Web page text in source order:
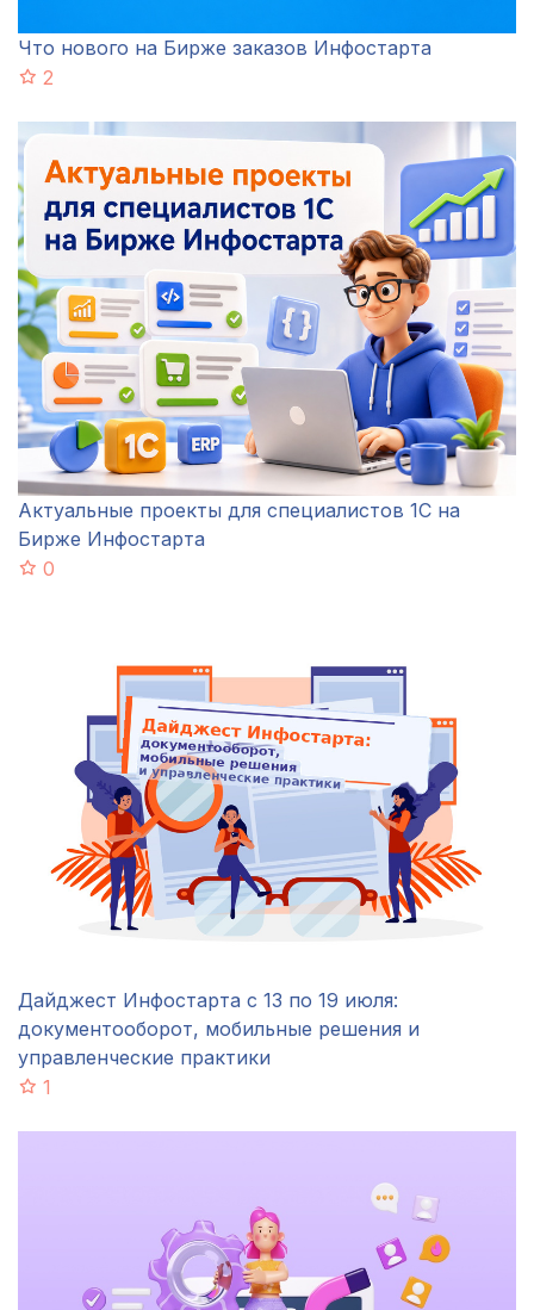
Что нового на Бирже заказов Инфостарта
2
Актуальные проекты для специалистов 1С на
Бирже Инфостарта
0
Дайджест Инфостарта с 13 по 19 июля:
документооборот, мобильные решения и
управленческие практики
1